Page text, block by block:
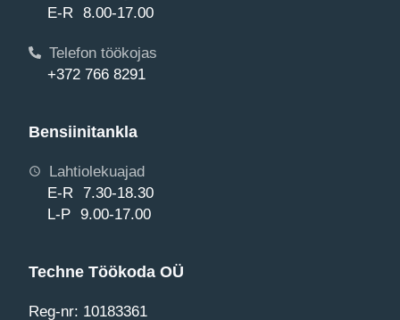
E-R 8.00-17.00
Telefon töökojas
+372 766 8291
Bensiinitankla
Lahtiolekuajad
E-R 7.30-18.30
L-P 9.00-17.00
Techne Töökoda OÜ
Reg-nr: 10183361